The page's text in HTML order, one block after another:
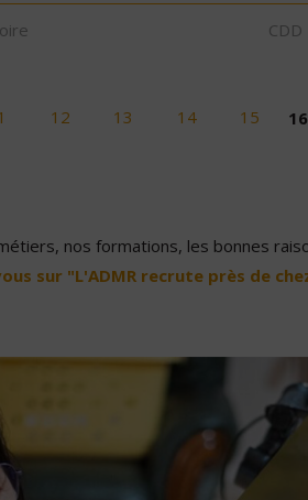
CDD
12 13 14 15 16
nos formations, les bonnes
sur "L'ADMR recrute près de